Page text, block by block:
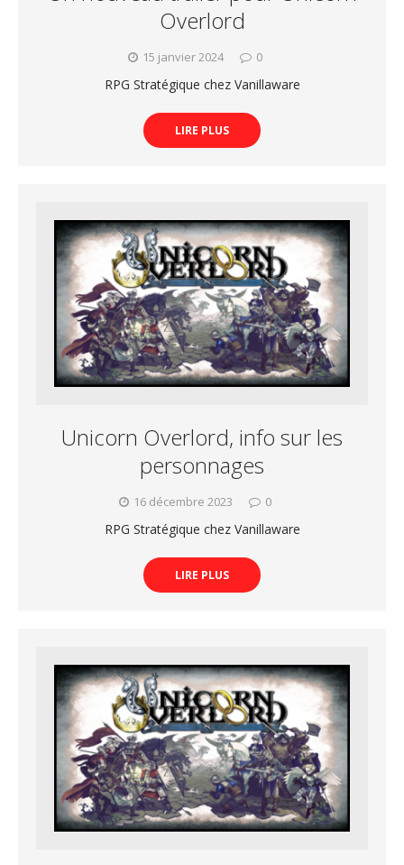
Overlord
15 janvier 2024 0
RPG Stratégique chez Vanillaware
LIRE PLUS
Unicorn Overlord, info sur les
personnages
16 décembre 2023 0
RPG Stratégique chez Vanillaware
LIRE PLUS